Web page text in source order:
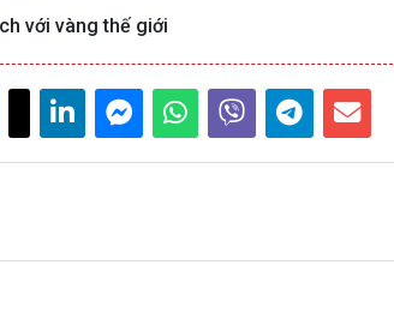
với vàng thế giới